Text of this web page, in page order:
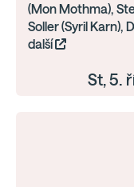
(Mon Mothma),
Soller (Syril Karn),
další
St, 5.